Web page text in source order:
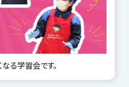
る学習会です。